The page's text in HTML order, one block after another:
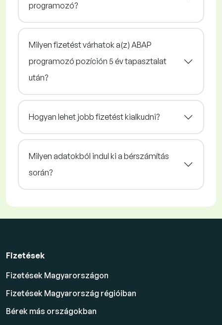
programozó?
Milyen fizetést várhatok a(z) ABAP
programozó pozíción 5 év tapasztalat
után?
Hogyan lehet jobb fizetést kialkudni?
Milyen adatokból indul ki a bérszámítás
során?
Fizetések
Fizetések Magyarországon
Fizetések Magyarország régióiban
Bérek más országokban